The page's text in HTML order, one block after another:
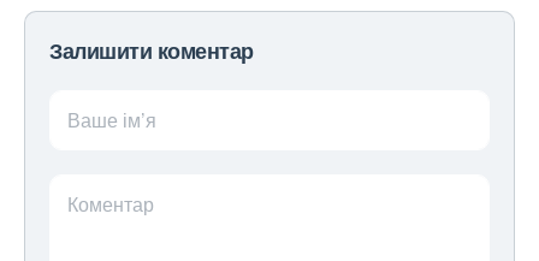
Залишити коментар
Ваше ім’я
Коментар